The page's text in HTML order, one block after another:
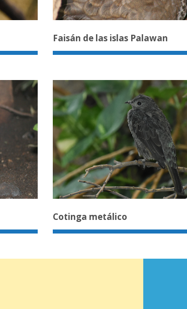
Faisán de las islas Palawan
Cotinga metálico